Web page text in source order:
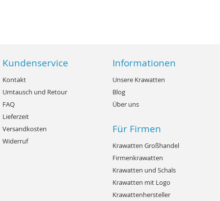
Kundenservice
Kontakt
Umtausch und Retour
FAQ
Lieferzeit
Versandkosten
Widerruf
Informationen
Unsere Krawatten
Blog
Über uns
Für Firmen
Krawatten Großhandel
Firmenkrawatten
Krawatten und Schals
Krawatten mit Logo
Krawattenhersteller